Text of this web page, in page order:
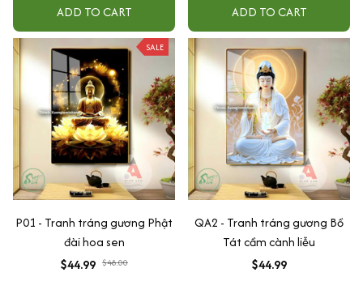
ADD TO CART ADD TO CART
SALE
P01 - Tranh tráng gương Phật
đài hoa sen
$44.99 $48.00
QA2 - Tranh tráng gương Bồ
Tát cầm cành liễu
$44.99